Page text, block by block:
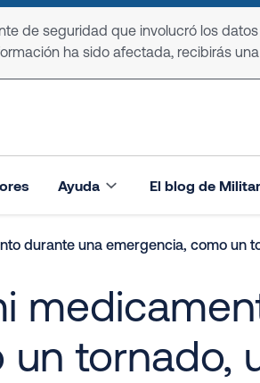
de seguridad que involucró los
ha sido afectada, recibirás
Ayuda El blog de
durante una emergencia, como un
tornado,